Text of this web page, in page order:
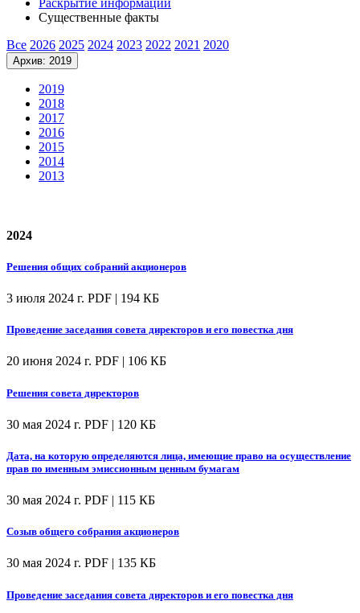
Раскрытие информации
Существенные факты
Все 2026 2025 2024 2023 2022 2021 2020
Архив: 2019
2019
2018
2017
2016
2015
2014
2013
2024
Решения общих собраний акционеров
3 июля 2024 г. PDF | 194 КБ
Проведение заседания совета директоров и его повестка дня
20 июня 2024 г. PDF | 106 КБ
Решения совета директоров
30 мая 2024 г. PDF | 120 КБ
Дата, на которую определяются лица, имеющие право на осуществление
прав по именным эмиссионным ценным бумагам
30 мая 2024 г. PDF | 115 КБ
Созыв общего собрания акционеров
30 мая 2024 г. PDF | 135 КБ
Проведение заседания совета директоров и его повестка дня